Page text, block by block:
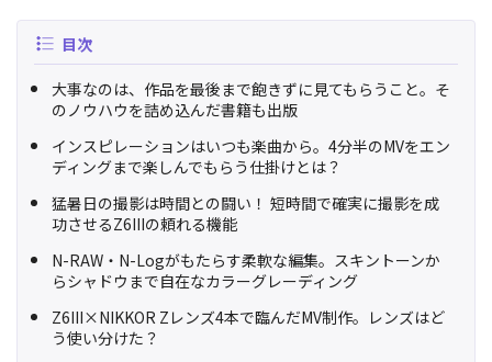
目次
大事なのは、作品を最後まで飽きずに見てもらうこと。そ
のノウハウを詰め込んだ書籍も出版
インスピレーションはいつも楽曲から。4分半のMVをエン
ディングまで楽しんでもらう仕掛けとは？
猛暑日の撮影は時間との闘い！ 短時間で確実に撮影を成
功させるZ6IIIの頼れる機能
N-RAW・N-Logがもたらす柔軟な編集。スキントーンか
らシャドウまで自在なカラーグレーディング
Z6III×NIKKOR Zレンズ4本で臨んだMV制作。レンズはど
う使い分けた？